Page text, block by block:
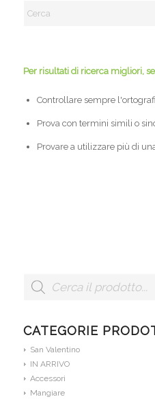
Per risultati di ricerca migliori,
Controllare sempre
Prova con termini simili o
Provare a utilizzare più di
CATEGORIE
San Valentino
IN ARRIVO
Accessori
Mangiare